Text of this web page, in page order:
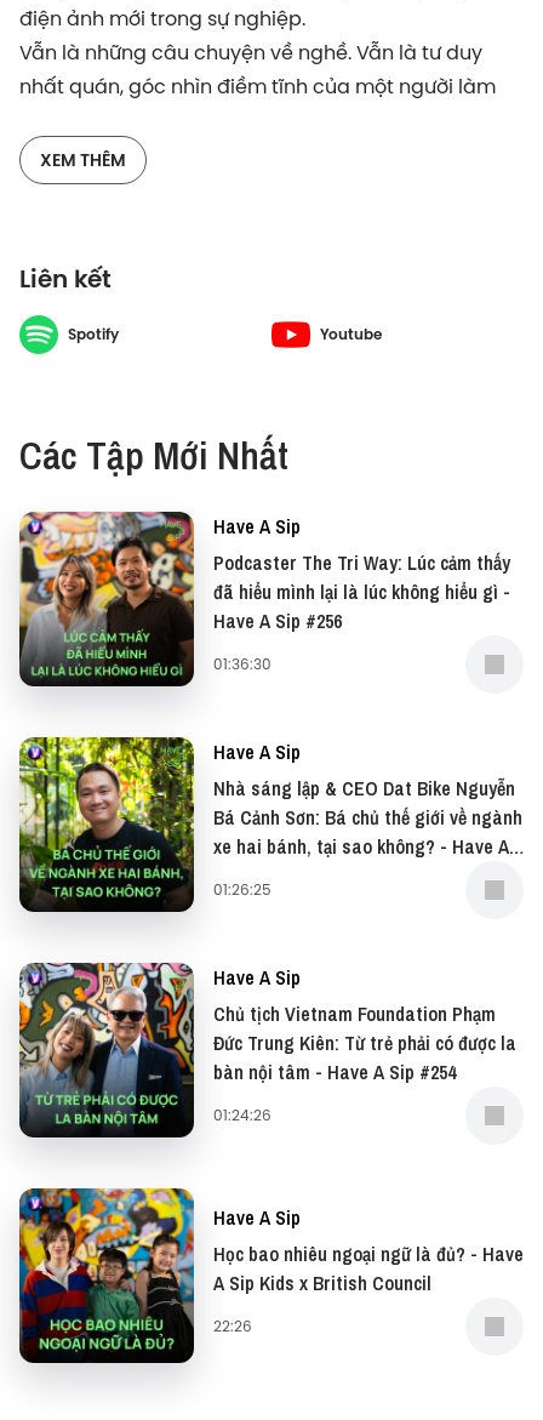
điện ảnh mới trong sự nghiệp.
Vẫn là những câu chuyện về nghề. Vẫn là tư duy
nhất quán, góc nhìn điềm tĩnh của một người làm
mang theo một cảm xúc lâng lâng, khó tả, có lẽ bởi
nó diễn ra trong thời điểm cả dân tộc hướng về kỷ
một Địa đạo rất khác mà Vietcetera tin chắc rằng
những hình tượng bạn nghĩ về bộ phim này trước đó,
có thể sẽ “sụp đổ” sau khi lắng nghe cuộc trò
#HaveASip #Vietcetera #Vietcetera_Podcast
#HAS217
—
Đừng quên có thể xem bản video của podcast này
Và đọc những bài viết thú vị tại website: ⁠Vietcetera⁠
—
Yêu thích tập podcast này, bạn có thể donate tại:
● Patreon:⁠https://www.patreon.com/vietcetera⁠
● Buy me a
coffee:⁠https://www.buymeacoffee.com/vietcetera⁠
Nếu có bất cứ góp ý, phản hồi hay mong muốn hợp
chỉ⁠team@vietcetera.com
XEM THÊM
Liên kết
Spotify Youtube
Các Tập Mới Nhất
Have A Sip
Podcaster The Tri Way: Lúc cảm thấy
đã hiểu mình lại là lúc không hiểu gì -
Have A Sip #256
01:36:30
Have A Sip
Nhà sáng lập & CEO Dat Bike Nguyễn
Bá Cảnh Sơn: Bá chủ thế giới về ngành
xe hai bánh, tại sao không? - Have A
01:26:25
Have A Sip
Chủ tịch Vietnam Foundation Phạm
Đức Trung Kiên: Từ trẻ phải có được la
bàn nội tâm - Have A Sip #254
01:24:26
Have A Sip
Học bao nhiêu ngoại ngữ là đủ? - Have
A Sip Kids x British Council
22:26